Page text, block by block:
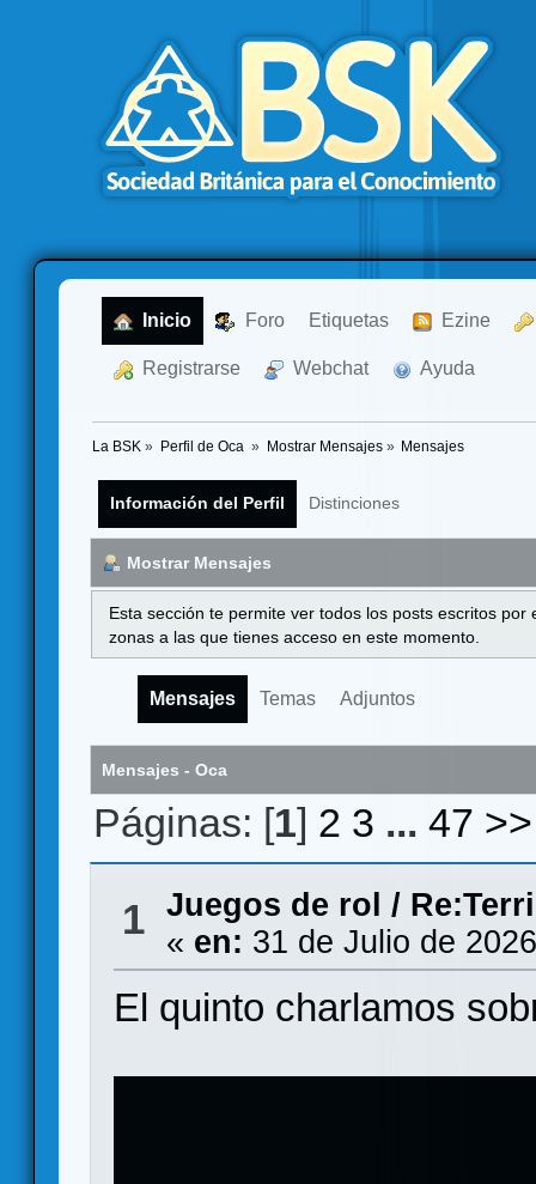
Inicio Foro Etiquetas Ezine
Registrarse Webchat Ayuda
La BSK » Perfil de Oca » Mostrar Mensajes» Mensajes
Información del Perfil Distinciones
Mostrar Mensajes
Esta sección te permite ver todos los posts escritos
zonas a las que tienes acceso en este momento.
Mensajes Temas Adjuntos
Mensajes - Oca
Páginas: [1] 2 3 ...47 >>
1 Juegos de rol /
« en: 31 de Julio de
El quinto charlamos